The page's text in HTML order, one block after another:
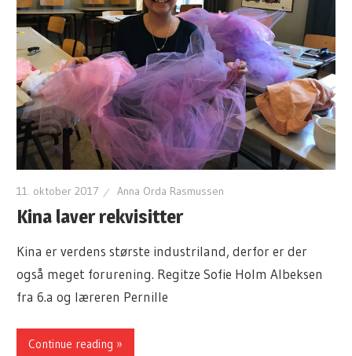
11. oktober 2017 Anna Orda Rasmussen
Kina laver rekvisitter
Kina er verdens største industriland, derfor er der
også meget forurening. Regitze Sofie Holm Albeksen
fra 6.a og læreren Pernille
Continue reading »